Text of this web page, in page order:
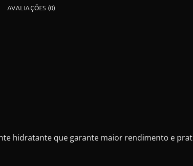
AVALIAÇÕES (0)
hidratante que garante maior rendimento e